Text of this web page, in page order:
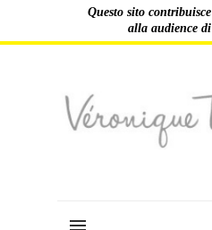
Questo sito contribuisce
alla audience di